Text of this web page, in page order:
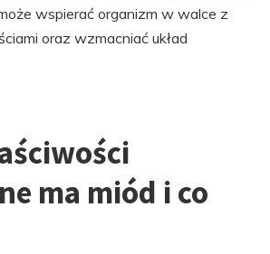
wspierać organizm w walce z
oraz wzmacniać układ
ma miód i co